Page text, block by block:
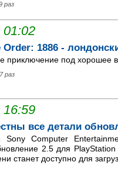
раз
1886 -
приключение под хорошее
раз
все детали
Computer
2.5 для
станет доступно для